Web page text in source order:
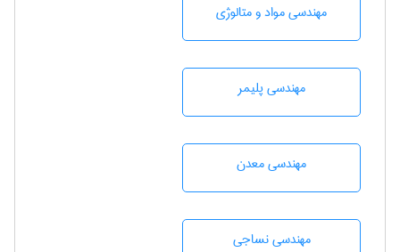
مهندسی مواد و متالوژی
مهندسی پليمر
مهندسی معدن
مهندسي نساجی